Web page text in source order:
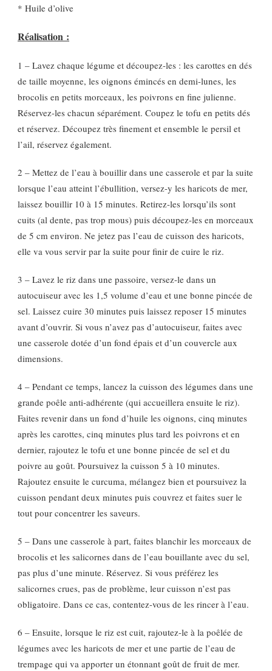
* Huile d’olive
Réalisation :
1 – Lavez chaque légume et découpez-les : les carottes en dés
de taille moyenne, les oignons émincés en demi-lunes, les
brocolis en petits morceaux, les poivrons en fine julienne.
Réservez-les chacun séparément. Coupez le tofu en petits dés
et réservez. Découpez très finement et ensemble le persil et
l’ail, réservez également.
2 – Mettez de l’eau à bouillir dans une casserole et par la suite
lorsque l’eau atteint l’ébullition, versez-y les haricots de mer,
laissez bouillir 10 à 15 minutes. Retirez-les lorsqu’ils sont
cuits (al dente, pas trop mous) puis découpez-les en morceaux
de 5 cm environ. Ne jetez pas l’eau de cuisson des haricots,
elle va vous servir par la suite pour finir de cuire le riz.
3 – Lavez le riz dans une passoire, versez-le dans un
autocuiseur avec les 1,5 volume d’eau et une bonne pincée de
sel. Laissez cuire 30 minutes puis laissez reposer 15 minutes
avant d’ouvrir. Si vous n’avez pas d’autocuiseur, faites avec
une casserole dotée d’un fond épais et d’un couvercle aux
dimensions.
4 – Pendant ce temps, lancez la cuisson des légumes dans une
grande poêle anti-adhérente (qui accueillera ensuite le riz).
Faites revenir dans un fond d’huile les oignons, cinq minutes
après les carottes, cinq minutes plus tard les poivrons et en
dernier, rajoutez le tofu et une bonne pincée de sel et du
poivre au goût. Poursuivez la cuisson 5 à 10 minutes.
Rajoutez ensuite le curcuma, mélangez bien et poursuivez la
cuisson pendant deux minutes puis couvrez et faites suer le
tout pour concentrer les saveurs.
5 – Dans une casserole à part, faites blanchir les morceaux de
brocolis et les salicornes dans de l’eau bouillante avec du sel,
pas plus d’une minute. Réservez. Si vous préférez les
salicornes crues, pas de problème, leur cuisson n’est pas
obligatoire. Dans ce cas, contentez-vous de les rincer à l’eau.
6 – Ensuite, lorsque le riz est cuit, rajoutez-le à la poêlée de
légumes avec les haricots de mer et une partie de l’eau de
trempage qui va apporter un étonnant goût de fruit de mer.